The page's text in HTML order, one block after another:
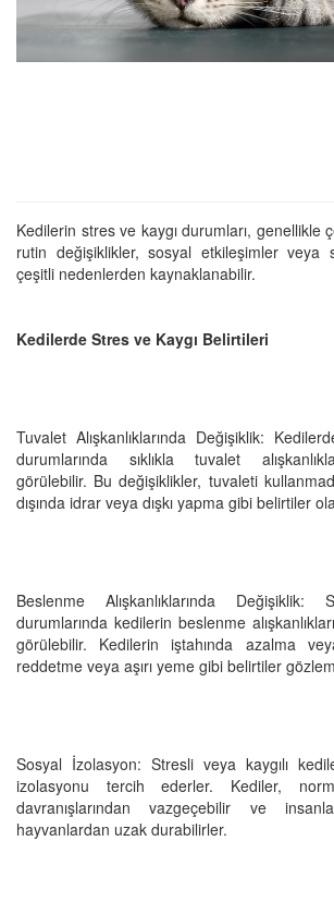
Kedilerin stres ve kaygı durumları, genellikle
rutin değişiklikler, sosyal etkileşimler veya
çeşitli nedenlerden kaynaklanabilir.
Kedilerde Stres ve Kaygı Belirtileri
Tuvalet Alışkanlıklarında Değişiklik:
durumlarında sıklıkla tuvalet
görülebilir. Bu değişiklikler, tuvaleti
dışında idrar veya dışkı yapma gibi belirtiler
Beslenme Alışkanlıklarında
durumlarında kedilerin beslenme
görülebilir. Kedilerin iştahında azalma
reddetme veya aşırı yeme gibi belirtiler
Sosyal İzolasyon: Stresli veya kaygılı
izolasyonu tercih ederler. Kediler,
davranışlarından vazgeçebilir ve
hayvanlardan uzak durabilirler.